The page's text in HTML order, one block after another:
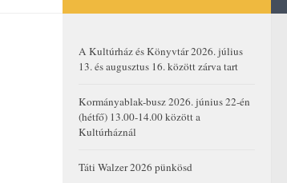
A Kultúrház és Könyvtár 2026. július
13. és augusztus 16. között zárva tart
Kormányablak-busz 2026. június 22-én
(hétfő) 13.00-14.00 között a
Kultúrháznál
Táti Walzer 2026 pünkösd